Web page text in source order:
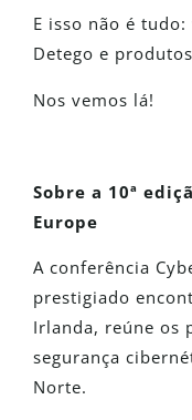
E isso não é
Detego e
Nos vemos lá!
Sobre a 10ª
Europe
A conferência
prestigiado
Irlanda, reúne os
segurança
Norte.